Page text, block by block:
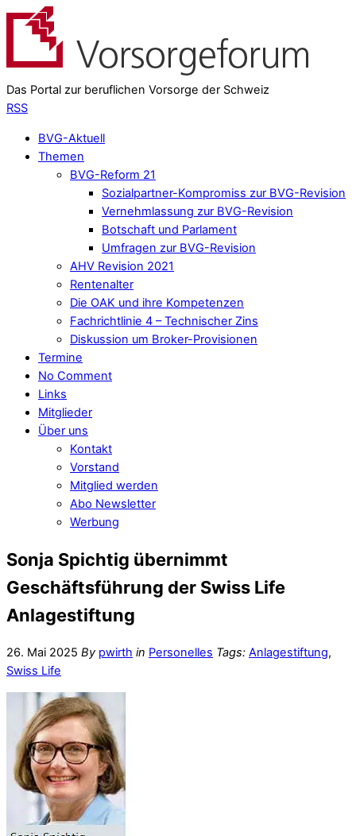
Das Portal zur beruflichen Vorsorge der Schweiz
RSS
BVG-Aktuell
Themen
BVG-Reform 21
Sozialpartner-Kompromiss zur BVG-Revision
Vernehmlassung zur BVG-Revision
Botschaft und Parlament
Umfragen zur BVG-Revision
AHV Revision 2021
Rentenalter
Die OAK und ihre Kompetenzen
Fachrichtlinie 4 – Technischer Zins
Diskussion um Broker-Provisionen
Termine
No Comment
Links
Mitglieder
Über uns
Kontakt
Vorstand
Mitglied werden
Abo Newsletter
Werbung
Sonja Spichtig übernimmt
Geschäftsführung der Swiss Life
Anlagestiftung
26. Mai 2025 By pwirth in Personelles Tags: Anlagestiftung,
Swiss Life